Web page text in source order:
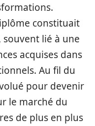
constituait
lié à une
acquises dans
Au fil du
pour devenir
le marché du
de plus en plus